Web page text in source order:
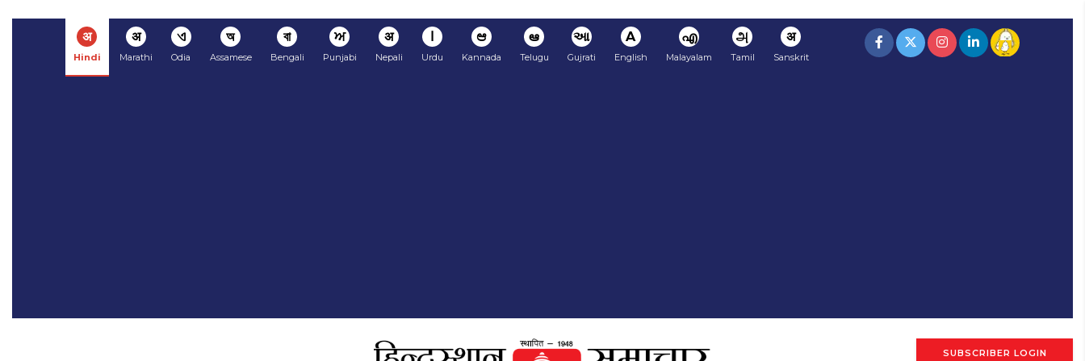
अ
Hindi
अ
Marathi
ଏ
Odia
অ
Assamese
বা
Bengali
ਅ
Punjabi
अ
Nepali
ا
Urdu
ಆ
Kannada
ఆ
Telugu
આ
Gujrati
A
English
എ
Malayalam
அ
Tamil
अ
Sanskrit
SUBSCRIBER LOGIN